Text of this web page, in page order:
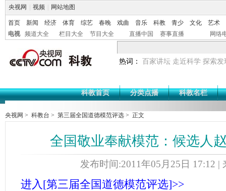
央视网 视频 网站地图
首页 新闻 经济 体育 综艺 春晚 戏曲 音乐 科教 青少 文化
艺术
电视
频道大全 栏目大全 节目大全 直播中国 赛事直播 网络
热词： 百家讲坛 走近科学 探索发
科教首页 分类点播 科教名栏
央视网 > 科教台 > 第三届全国道德模范评选 > 正文
全国敬业奉献模范：候选人
发布时间:2011年05月25日 17:12 |
进入[第三届全国道德模范评选]>>